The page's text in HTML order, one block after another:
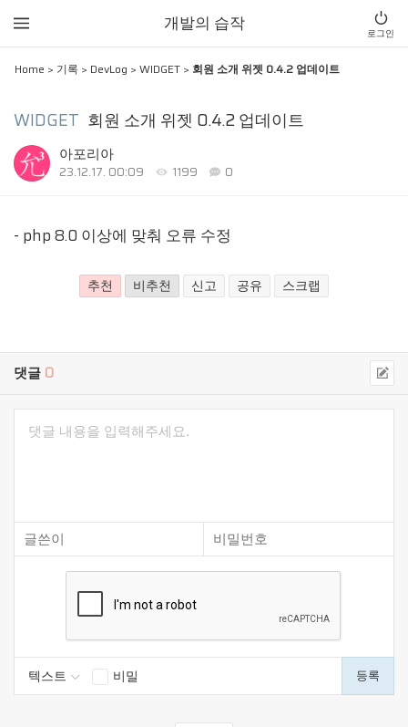
개발의 습작 로그인
Home > 기록 > DevLog > WIDGET > 회원 소개 위젯 0.4.2 업데이트
WIDGET 회원 소개 위젯 0.4.2 업데이트
아포리아
23.12.17. 00:09 1199 0
- php 8.0 이상에 맞춰 오류 수정
추천 비추천 신고 공유 스크랩
댓글 0
텍스트 비밀 등록